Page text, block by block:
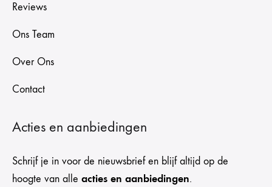
Reviews
Ons Team
Over Ons
Contact
Acties en aanbiedingen
Schrijf je in voor de nieuwsbrief en blijf altijd op de
hoogte van alle acties en aanbiedingen.